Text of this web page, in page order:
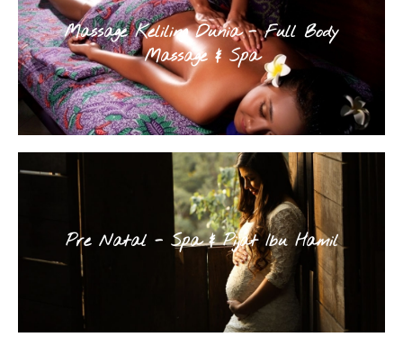
Massage Keliling Dunia - Full Body
Massage & Spa
Pre Natal - Spa & Pijat Ibu Hamil